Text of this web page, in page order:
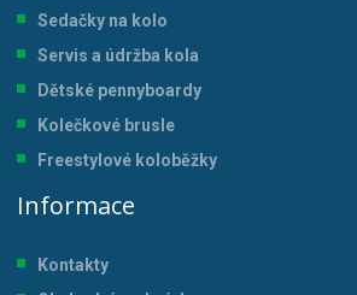
Sedačky na kolo
Servis a údržba kola
Dětské pennyboardy
Kolečkové brusle
Freestylové koloběžky
Informace
Kontakty